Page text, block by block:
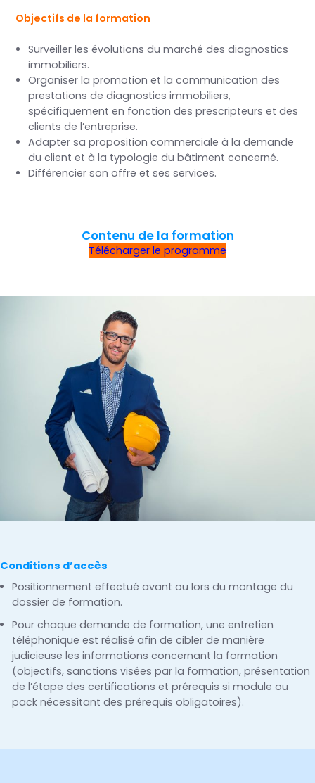
Objectifs de la formation
Surveiller les évolutions du marché des diagnostics
immobiliers.
Organiser la promotion et la communication des
prestations de diagnostics immobiliers,
spécifiquement en fonction des prescripteurs et des
clients de l’entreprise.
Adapter sa proposition commerciale à la demande
du client et à la typologie du bâtiment concerné.
Différencier son offre et ses services.
Contenu de la formation
Télécharger le programme
Conditions d’accès
Positionnement effectué avant ou lors du montage du
dossier de formation.
Pour chaque demande de formation, une entretien
téléphonique est réalisé afin de cibler de manière
judicieuse les informations concernant la formation
(objectifs, sanctions visées par la formation, présentation
de l’étape des certifications et prérequis si module ou
pack nécessitant des prérequis obligatoires).